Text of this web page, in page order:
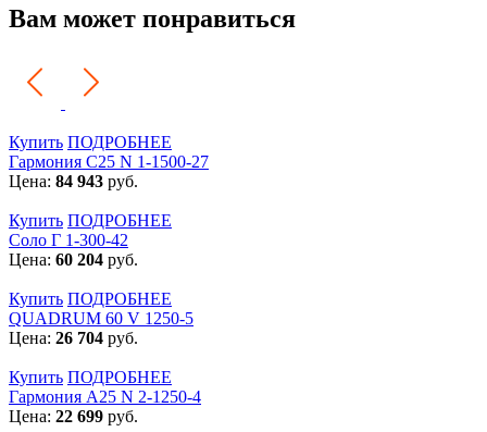
Вам может понравиться
Купить ПОДРОБНЕЕ
Гармония С25 N 1-1500-27
Цена: 84 943 руб.
Купить ПОДРОБНЕЕ
Соло Г 1-300-42
Цена: 60 204 руб.
Купить ПОДРОБНЕЕ
QUADRUM 60 V 1250-5
Цена: 26 704 руб.
Купить ПОДРОБНЕЕ
Гармония А25 N 2-1250-4
Цена: 22 699 руб.